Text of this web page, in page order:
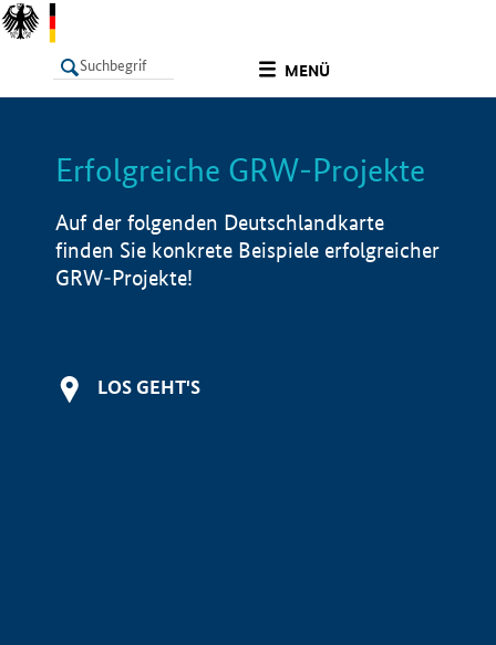
MENÜ
LISTE Info
Erfolgreiche GRW-Projekte
Auf der folgenden Deutschlandkarte
finden Sie konkrete Beispiele erfolgreicher
GRW-Projekte!
LOS GEHT'S